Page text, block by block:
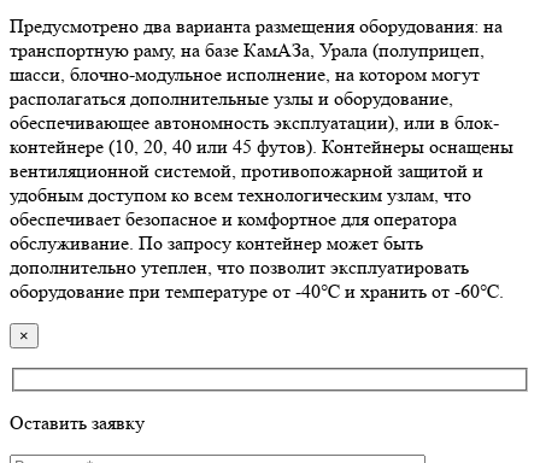
Предусмотрено два варианта размещения оборудования: на
транспортную раму, на базе КамАЗа, Урала (полуприцеп,
шасси, блочно-модульное исполнение, на котором могут
располагаться дополнительные узлы и оборудование,
обеспечивающее автономность эксплуатации), или в блок-
контейнере (10, 20, 40 или 45 футов). Контейнеры оснащены
вентиляционной системой, противопожарной защитой и
удобным доступом ко всем технологическим узлам, что
обеспечивает безопасное и комфортное для оператора
обслуживание. По запросу контейнер может быть
дополнительно утеплен, что позволит эксплуатировать
оборудование при температуре от -40℃ и хранить от -60℃.
×
Оставить заявку